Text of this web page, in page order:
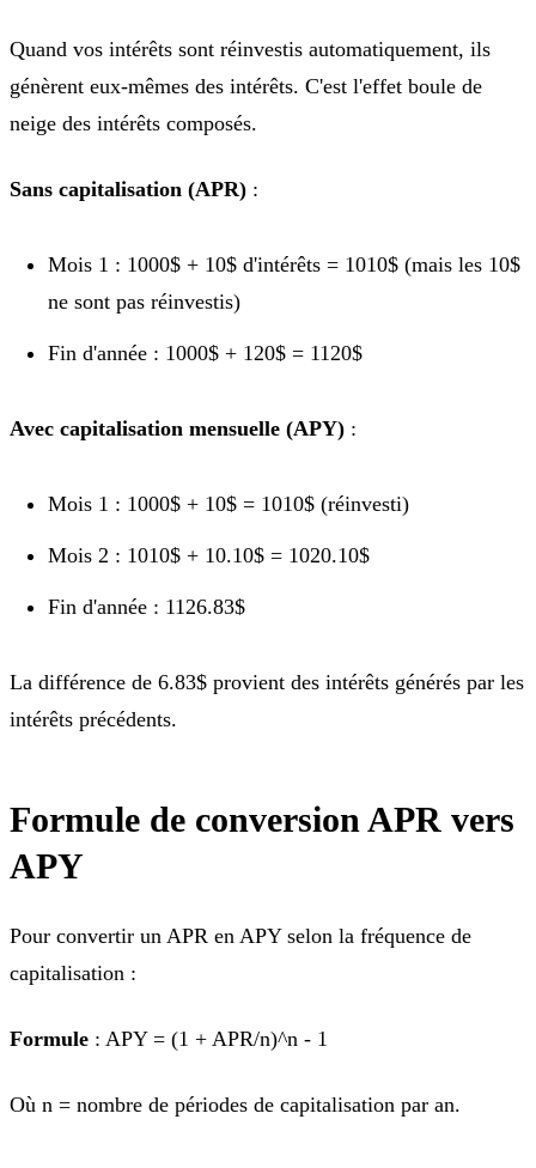
Quand vos intérêts sont réinvestis automatiquement, ils
génèrent eux-mêmes des intérêts. C'est l'effet boule de
neige des intérêts composés.
Sans capitalisation (APR) :
Mois 1 : 1000$ + 10$ d'intérêts = 1010$ (mais les 10$
ne sont pas réinvestis)
Fin d'année : 1000$ + 120$ = 1120$
Avec capitalisation mensuelle (APY) :
Mois 1 : 1000$ + 10$ = 1010$ (réinvesti)
Mois 2 : 1010$ + 10.10$ = 1020.10$
Fin d'année : 1126.83$
La différence de 6.83$ provient des intérêts générés par les
intérêts précédents.
Formule de conversion APR vers
APY
Pour convertir un APR en APY selon la fréquence de
capitalisation :
Formule : APY = (1 + APR/n)^n - 1
Où n = nombre de périodes de capitalisation par an.